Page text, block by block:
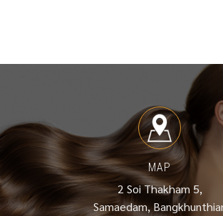
MAP
2 Soi Thakham 5,
Samaedam,